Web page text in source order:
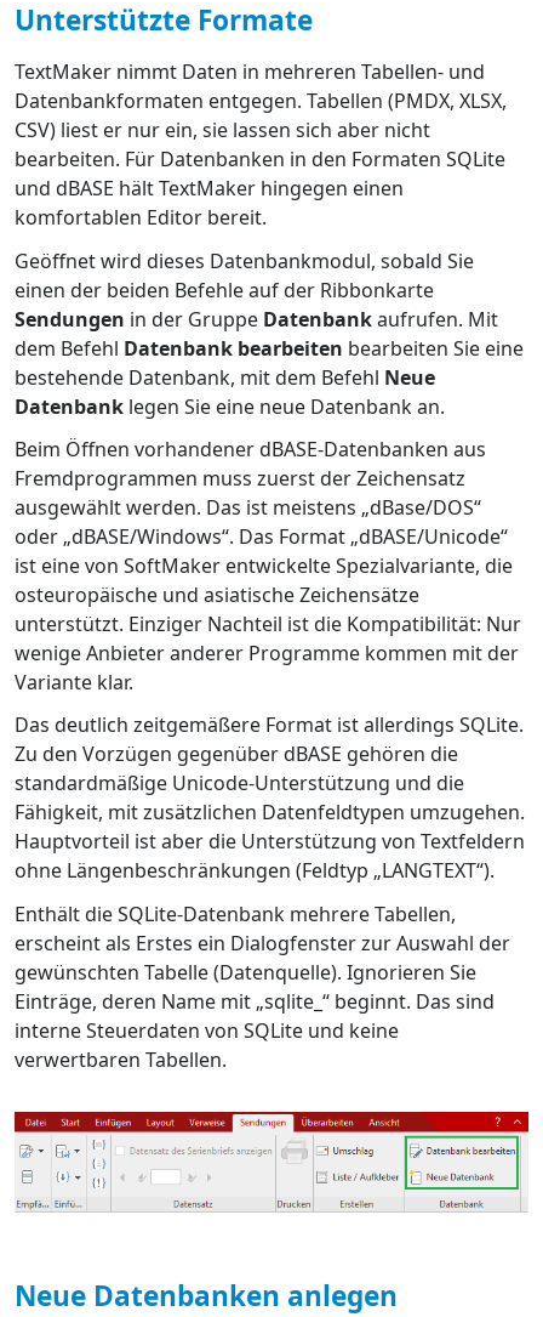
Unterstützte Formate
TextMaker nimmt Daten in mehreren Tabellen- und
Datenbankformaten entgegen. Tabellen (PMDX, XLSX,
CSV) liest er nur ein, sie lassen sich aber nicht
bearbeiten. Für Datenbanken in den Formaten SQLite
und dBASE hält TextMaker hingegen einen
komfortablen Editor bereit.
Geöffnet wird dieses Datenbankmodul, sobald Sie
einen der beiden Befehle auf der Ribbonkarte
Sendungen in der Gruppe Datenbankaufrufen. Mit
dem Befehl Datenbank bearbeiten bearbeiten Sie eine
bestehende Datenbank, mit dem Befehl Neue
Datenbank legen Sie eine neue Datenbank an.
Beim Öffnen vorhandener dBASE-Datenbanken aus
Fremdprogrammen muss zuerst der Zeichensatz
ausgewählt werden. Das ist meistens „dBase/DOS“
oder „dBASE/Windows“. Das Format „dBASE/Unicode“
ist eine von SoftMaker entwickelte Spezialvariante, die
osteuropäische und asiatische Zeichensätze
unterstützt. Einziger Nachteil ist die Kompatibilität: Nur
wenige Anbieter anderer Programme kommen mit der
Variante klar.
Das deutlich zeitgemäßere Format ist allerdings SQLite.
Zu den Vorzügen gegenüber dBASE gehören die
standardmäßige Unicode-Unterstützung und die
Fähigkeit, mit zusätzlichen Datenfeldtypen umzugehen.
Hauptvorteil ist aber die Unterstützung von Textfeldern
ohne Längenbeschränkungen (Feldtyp „LANGTEXT“).
Enthält die SQLite-Datenbank mehrere Tabellen,
erscheint als Erstes ein Dialogfenster zur Auswahl der
gewünschten Tabelle (Datenquelle). Ignorieren Sie
Einträge, deren Name mit „sqlite_“ beginnt. Das sind
interne Steuerdaten von SQLite und keine
verwertbaren Tabellen.
Neue Datenbanken anlegen